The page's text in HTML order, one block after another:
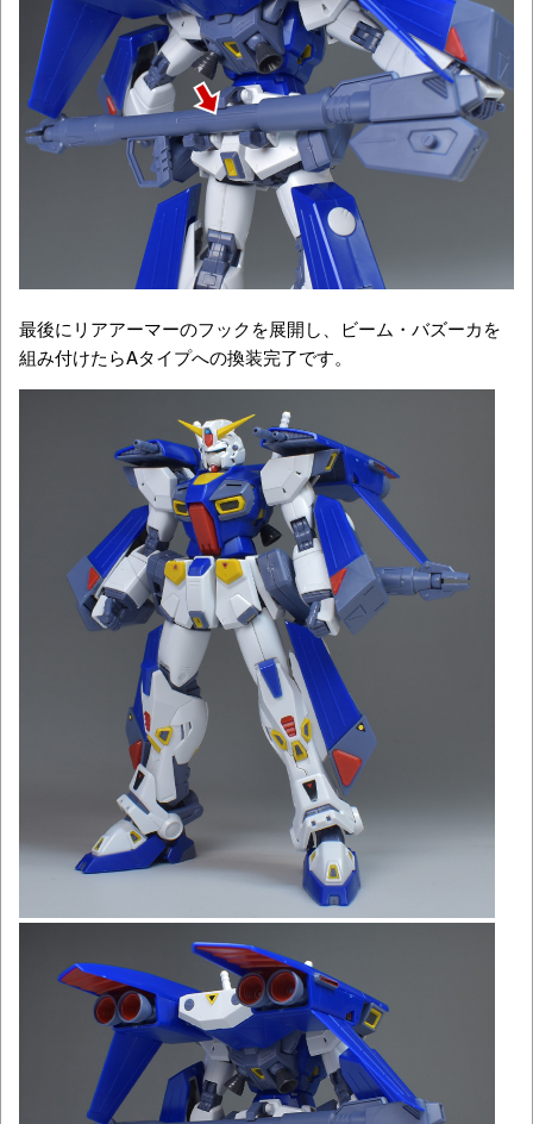
最後にリアアーマーのフックを展開し、ビーム・バズーカを
組み付けたらAタイプへの換装完了です。